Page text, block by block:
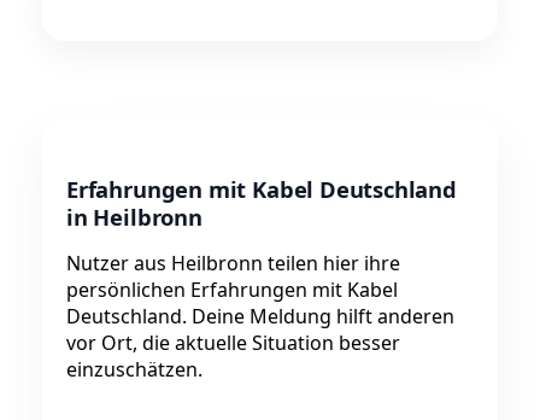
Erfahrungen mit Kabel Deutschland
in Heilbronn
Nutzer aus Heilbronn teilen hier ihre
persönlichen Erfahrungen mit Kabel
Deutschland. Deine Meldung hilft anderen
vor Ort, die aktuelle Situation besser
einzuschätzen.